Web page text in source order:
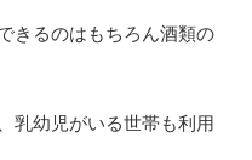
きるのはもちろん酒類の
乳幼児がいる世帯も利用